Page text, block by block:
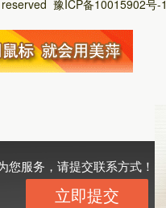
豫ICP备10015902号-1
服务，请提交联系方式！
立即提交